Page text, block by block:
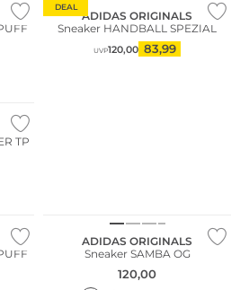
DEAL
ADIDAS ORIGINALS
Sneaker HANDBALL SPEZIAL
UVP120,00 83,99
TP
ADIDAS ORIGINALS
Sneaker SAMBA OG
120,00